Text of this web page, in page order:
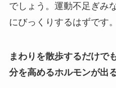
でしょう。運動不足ぎみ
にびっくりするはずです。
まわりを散歩するだけで
分を高めるホルモンが出